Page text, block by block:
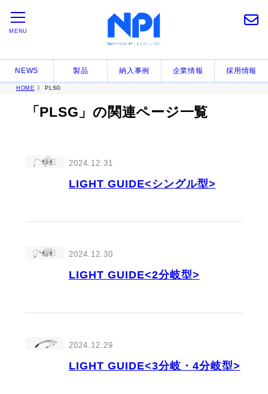
MENU
NEWS 製品 納入事例 企業情報 採用情報
HOME 》 PLSG
「PLSG」の関連ページ一覧
2024.12.31
LIGHT GUIDE<シングル型>
2024.12.30
LIGHT GUIDE<2分岐型>
2024.12.29
LIGHT GUIDE<3分岐・4分岐型>